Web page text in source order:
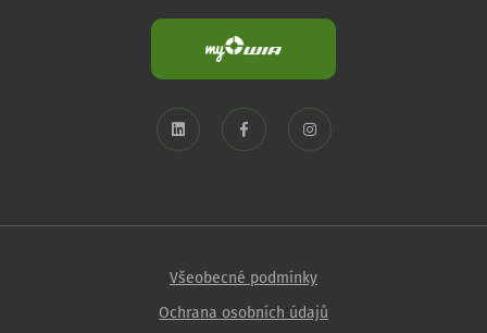
Všeobecné podmínky
Ochrana osobních údajů